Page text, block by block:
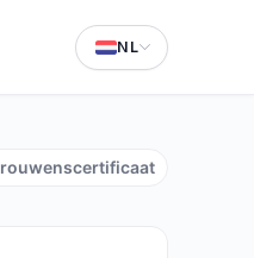
NL